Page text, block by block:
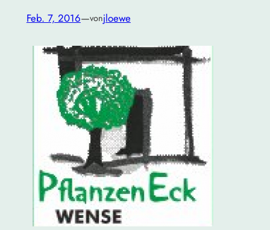
Feb. 7, 2016—vonjloewe